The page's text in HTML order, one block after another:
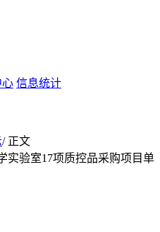
心 信息统计
/ 正文
实验室17项质控品采购项目单